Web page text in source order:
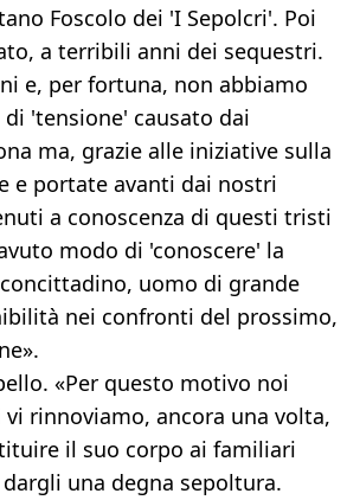
Foscolo dei 'I Sepolcri'. Poi
a terribili anni dei sequestri.
e, per fortuna, non abbiamo
'tensione' causato dai
ma, grazie alle iniziative sulla
e portate avanti dai nostri
a conoscenza di questi tristi
modo di 'conoscere' la
uomo di grande
nei confronti del prossimo,
«Per questo motivo noi
rinnoviamo, ancora una volta,
il suo corpo ai familiari
una degna sepoltura.